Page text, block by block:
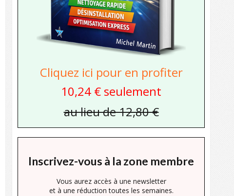
Cliquez ici pour en profiter
10,24 € seulement
au lieu de 12,80 €
Inscrivez-vous à la zone membre
Vous aurez accès à une newsletter
et à une réduction toutes les semaines.